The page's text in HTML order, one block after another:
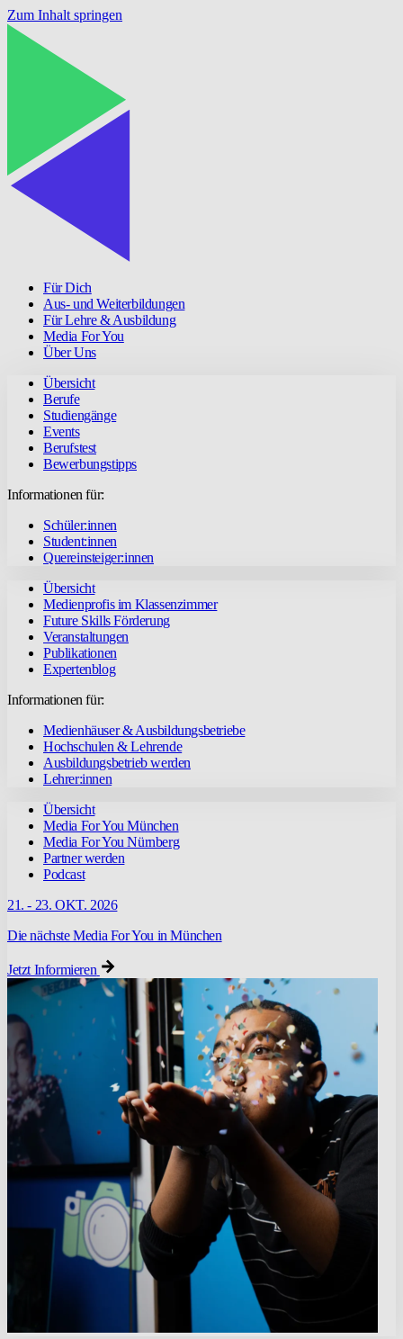
Zum Inhalt springen
Für Dich
Aus- und Weiterbildungen
Für Lehre & Ausbildung
Media For You
Über Uns
Übersicht
Berufe
Studiengänge
Events
Berufstest
Bewerbungstipps
Informationen für:
Schüler:innen
Student:innen
Quereinsteiger:innen
Übersicht
Medienprofis im Klassenzimmer
Future Skills Förderung
Veranstaltungen
Publikationen
Expertenblog
Informationen für:
Medienhäuser & Ausbildungsbetriebe
Hochschulen & Lehrende
Ausbildungsbetrieb werden
Lehrer:innen
Übersicht
Media For You München
Media For You Nürnberg
Partner werden
Podcast
21. - 23. OKT. 2026
Die nächste Media For You in München
Jetzt Informieren